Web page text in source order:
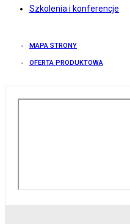
Szkolenia i konferencje
MAPA STRONY
OFERTA PRODUKTOWA